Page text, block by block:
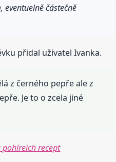
částečně
přidal uživatel Ivanka.
z černého pepře ale z
Je to o zcela jiné
pohlreich recept